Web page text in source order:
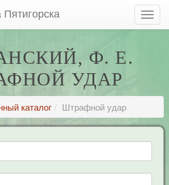
Ф. Е.
УДАР
каталог Штрафной удар